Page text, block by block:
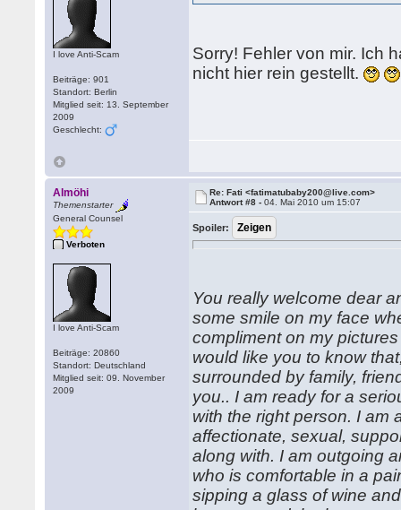
I love Anti-Scam
Beiträge: 901
Standort: Berlin
Mitglied seit: 13. September
2009
Geschlecht:
Sorry! Fehler von mir. Ich
nicht hier rein gestellt.
Almöhi
Themenstarter
General Counsel
Verboten
I love Anti-Scam
Beiträge: 20860
Standort: Deutschland
Mitglied seit: 09. November
2009
Re: Fati <fatimatubaby200@live.com>
Antwort #8 -04. Mai 2010 um 15:07
Spoiler:
You really welcome dear
some smile on my face
compliment on my
would like you to know
surrounded by family,
you.. I am ready for a
with the right person. I am
affectionate, sexual,
along with. I am outgoing
who is comfortable in a
sipping a glass of wine